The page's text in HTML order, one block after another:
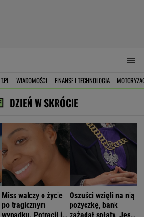
WIADOMOŚCI FINANSE I TECHNOLOGIA
DZIEŃ W SKRÓCIE
Miss walczy o życie
po tragicznym
wypadku. Potrącił ją
Oszuści wzięli na nią
pożyczkę, bank
zażądał spłaty. Jest